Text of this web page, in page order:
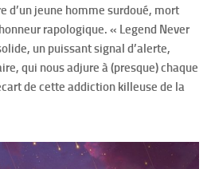
d’un jeune homme surdoué, mort
rapologique. « Legend Never
un puissant signal d’alerte,
qui nous adjure à (presque) chaque
de cette addiction killeuse de la